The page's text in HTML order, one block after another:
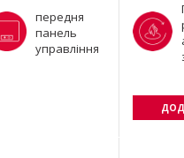
передня
панель
управління